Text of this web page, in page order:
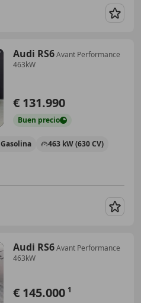
Audi RS6Avant Performance
463kW
€ 131.990
Buen precio
Gasolina 463 kW (630 CV)
Audi RS6Avant Performance
463kW
€ 145.000 1